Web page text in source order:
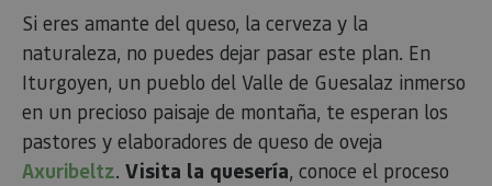
Si eres amante del queso, la cerveza y la
naturaleza, no puedes dejar pasar este plan. En
Iturgoyen, un pueblo del Valle de Guesalaz inmerso
en un precioso paisaje de montaña, te esperan los
pastores y elaboradores de queso de oveja
Axuribeltz. Visita la quesería, conoce el proceso